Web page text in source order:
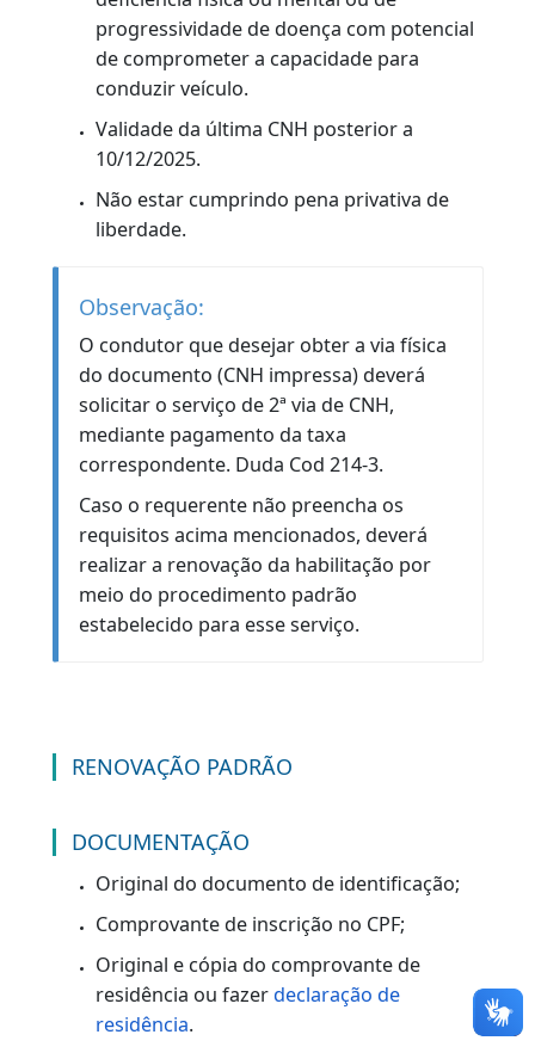
Estar com a situação da habilitação
regular. Não ter bloqueio na CNH.
Não se enquadrar em hipóteses que
exijam avaliação médica ou psicológica
obrigatória, como nos casos relacionados
à idade (Não ter mais de 70 anos),
exercício de atividade remunerada ou
O condutor não pode estar com processo
administrativo em andamento que impeça
a renovação.
A última CNH não pode estar com validade
reduzida em virtude de indícios de
deficiência física ou mental ou de
progressividade de doença com potencial
de comprometer a capacidade para
conduzir veículo.
Validade da última CNH posterior a
O condutor que desejar obter a via física
do documento (CNH impressa) deverá
solicitar o serviço de 2ª via de CNH,
mediante pagamento da taxa
correspondente. Duda Cod 214-3.
Caso o requerente não preencha os